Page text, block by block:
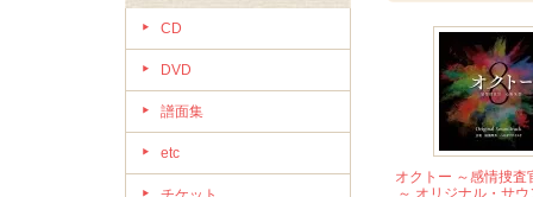
CD
DVD
譜面集
etc
オクトー ～感情捜査
～ オリジナル・サ